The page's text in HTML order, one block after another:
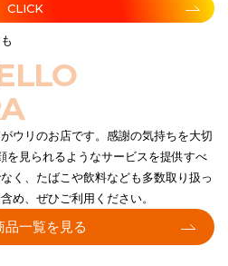
CLICK
ウリのお店です。感謝の気持ちを大切
を見られるようなサービスを提供すべ
く、たばこや飲料なども多数取り扱っ
め、ぜひご利用ください。
品一覧を見る